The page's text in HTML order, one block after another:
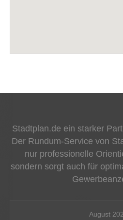
Stadtplan.de ein starker
Der Rundum-Service von
nur professionelle
sondern sorgt auch für
August